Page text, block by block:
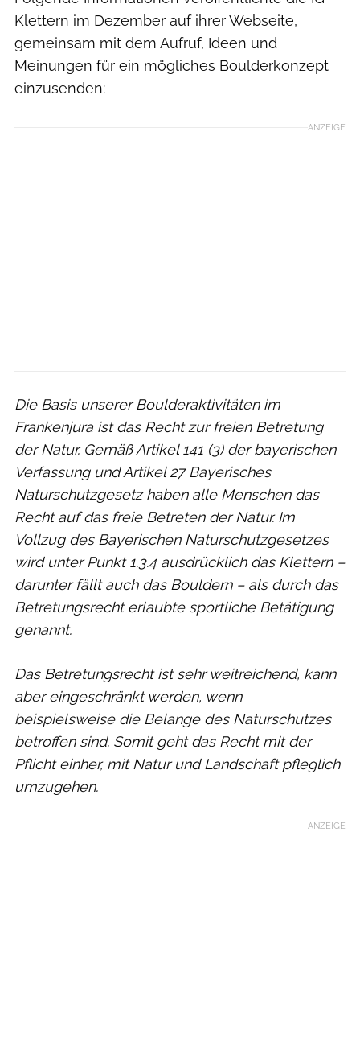
Klettern im Dezember auf ihrer Webseite,
gemeinsam mit dem Aufruf, Ideen und
Meinungen für ein mögliches Boulderkonzept
einzusenden:
ANZEIGE
Die Basis unserer Boulderaktivitäten im
Frankenjura ist das Recht zur freien Betretung
der Natur. Gemäß Artikel 141 (3) der bayerischen
Verfassung und Artikel 27 Bayerisches
Naturschutzgesetz haben alle Menschen das
Recht auf das freie Betreten der Natur. Im
Vollzug des Bayerischen Naturschutzgesetzes
wird unter Punkt 1.3.4 ausdrücklich das Klettern –
darunter fällt auch das Bouldern – als durch das
Betretungsrecht erlaubte sportliche Betätigung
genannt.
Das Betretungsrecht ist sehr weitreichend, kann
aber eingeschränkt werden, wenn
beispielsweise die Belange des Naturschutzes
betroffen sind. Somit geht das Recht mit der
Pflicht einher, mit Natur und Landschaft pfleglich
umzugehen.
ANZEIGE